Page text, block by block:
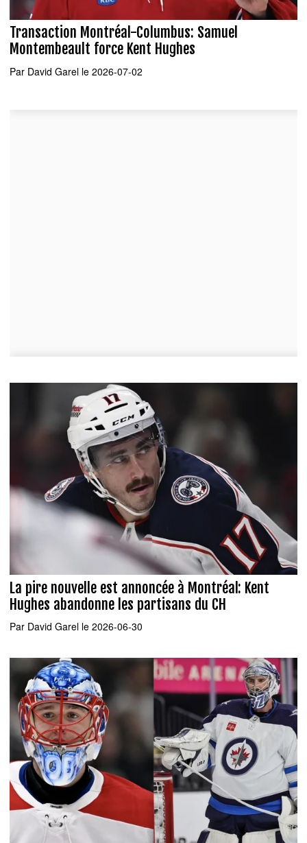
Transaction Montréal-Columbus: Samuel
Montembeault force Kent Hughes
Par David Garel le 2026-07-02
La pire nouvelle est annoncée à Montréal: Kent
Hughes abandonne les partisans du CH
Par David Garel le 2026-06-30